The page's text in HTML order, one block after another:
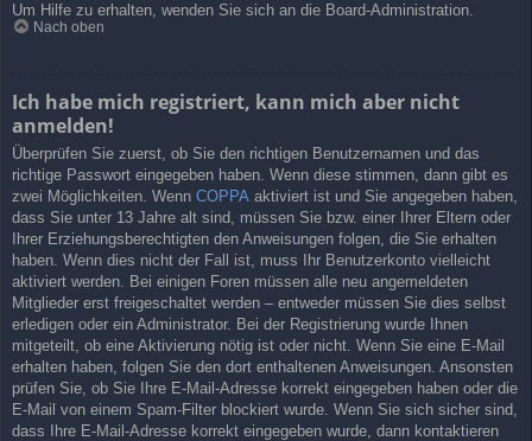
Um Hilfe zu erhalten, wenden Sie sich an die Board-Administration.
Nach oben
Ich habe mich registriert, kann mich aber nicht
anmelden!
Überprüfen Sie zuerst, ob Sie den richtigen Benutzernamen und das
richtige Passwort eingegeben haben. Wenn diese stimmen, dann gibt es
zwei Möglichkeiten. Wenn COPPA aktiviert ist und Sie angegeben haben,
dass Sie unter 13 Jahre alt sind, müssen Sie bzw. einer Ihrer Eltern oder
Ihrer Erziehungsberechtigten den Anweisungen folgen, die Sie erhalten
haben. Wenn dies nicht der Fall ist, muss Ihr Benutzerkonto vielleicht
aktiviert werden. Bei einigen Foren müssen alle neu angemeldeten
Mitglieder erst freigeschaltet werden – entweder müssen Sie dies selbst
erledigen oder ein Administrator. Bei der Registrierung wurde Ihnen
mitgeteilt, ob eine Aktivierung nötig ist oder nicht. Wenn Sie eine E-Mail
erhalten haben, folgen Sie den dort enthaltenen Anweisungen. Ansonsten
prüfen Sie, ob Sie Ihre E-Mail-Adresse korrekt eingegeben haben oder die
E-Mail von einem Spam-Filter blockiert wurde. Wenn Sie sich sicher sind,
dass Ihre E-Mail-Adresse korrekt eingegeben wurde, dann kontaktieren